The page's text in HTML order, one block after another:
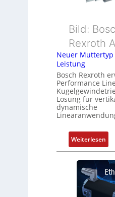
o
m
s
u
n
g
n
d
Z
u
s
t
a
e
k
m
b
i
i
r
t
P
o
s
Bild:
Rexroth
Neuer
Leistung
Bosch Rexroth
Performance
Lösung für
dynamische
Weiterlesen:
N
e
u
e